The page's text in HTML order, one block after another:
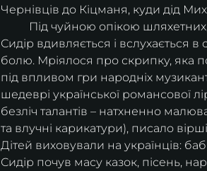
Чернівців до Кіцманя, куди дід
Сидір вдивляється і вслухається
болю. Мріялося про скрипку, яка
під впливом гри народніх
шедеврі української романсової
безліч талантів – натхненно
та влучні карикатури), писало
Дітей виховували на українців:
Сидір почув масу казок, пісень,